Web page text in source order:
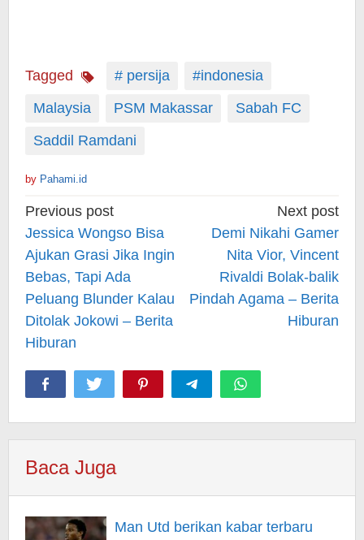
Tagged # persija
#indonesia
Malaysia
PSM Makassar
Sabah FC
Saddil Ramdani
by Pahami.id
Post
navigation
Previous post
Jessica Wongso Bisa
Ajukan Grasi Jika Ingin
Bebas, Tapi Ada
Peluang Blunder Kalau
Ditolak Jokowi – Berita
Hiburan
Next post
Demi Nikahi Gamer
Nita Vior, Vincent
Rivaldi Bolak-balik
Pindah Agama – Berita
Hiburan
Baca Juga
Man Utd berikan kabar terbaru